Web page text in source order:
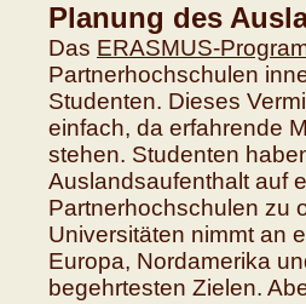
Planung des
Das ERASMUS-
Partnerhochschulen
Studenten. Dieses
einfach, da erfahrende
stehen. Studenten
Auslandsaufenthalt auf
Partnerhochschulen zu
Universitäten nimmt an
Europa, Nordamerika
begehrtesten Zielen.